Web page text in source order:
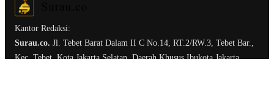
Kantor Redaksi:
Surau.co. Jl. Tebet Barat Dalam II C No.14, RT.2/RW.3, Tebet Bar.,
Kec. Tebet, Kota Jakarta Selatan, Daerah Khusus Ibukota Jakarta